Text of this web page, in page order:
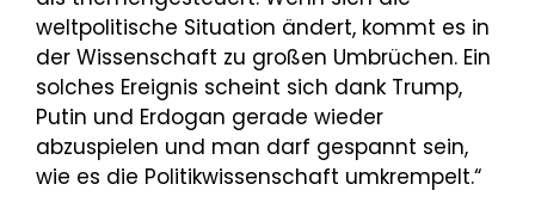
weltpolitische Situation ändert, kommt es in
der Wissenschaft zu großen Umbrüchen. Ein
solches Ereignis scheint sich dank Trump,
Putin und Erdogan gerade wieder
abzuspielen und man darf gespannt sein,
wie es die Politikwissenschaft umkrempelt.“